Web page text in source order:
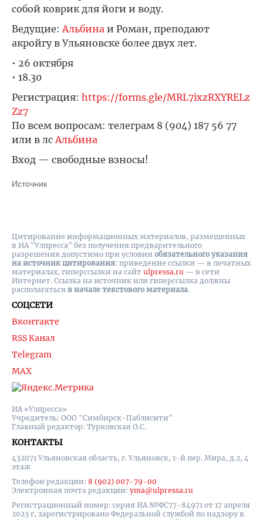
собой коврик для йоги и воду.
Ведущие:Альбина и Роман, преподают
акройгу в Ульяновске более двух лет.
• 26 октября
• 18.30
Регистрация: https://forms.gle/MRL7ixzRXYRELz
Zz7
По всем вопросам: телеграм 8 (904) 187 56 77
или в лсАльбина
Вход — свободные взносы!
Источник
ИА «Улпресса»
Учредитель: ООО "Симбирск-Паблисити"
Главный редактор: Турковская О.С.
КОНТАКТЫ
432071 Ульяновская область, г. Ульяновск, 1-й пер. Мира, д.2, 4
этаж
Телефон редакции: 8 (902) 007-79-00
Электронная почта редакции: yma@ulpressa.ru
Регистрационный номер: серия ИА №ФС77-84971 от 17 апреля
2023 г, зарегистрировано Федеральной службой по надзору в
СОЦСЕТИ
Вконтакте
RSS Канал
Telegram
MAX
Цитирование информационных материалов, размещенных
в ИА "Улпресса" без получения предварительного
разрешения допустимо при условии обязательного указания
на источник цитирования: приведение ссылки — в печатных
материалах, гиперссылки на cайт ulpressa.ru — в сети
Интернет. Ссылка на источник или гиперссылка должны
располагаться в начале текстового материала.